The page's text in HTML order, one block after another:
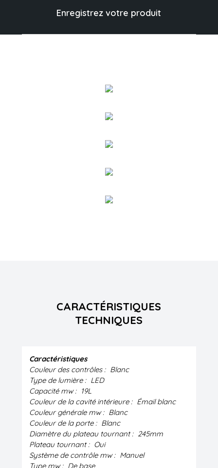
Enregistrez votre produit
CARACTÉRISTIQUES
TECHNIQUES
Caractéristiques
Couleur des contrôles : Blanc
Type de lumière : LED
Capacité mw : 19L
Couleur de la cavité intérieure : Émail blanc
Couleur générale mw : Blanc
Couleur de la porte : Blanc
Diamètre du plateau tournant : 245mm
Plateau tournant : Oui
Système de contrôle mw : Manuel
Type mw : De base